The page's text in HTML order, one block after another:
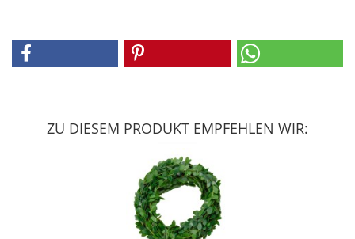
ZU DIESEM PRODUKT EMPFEHLEN WIR: